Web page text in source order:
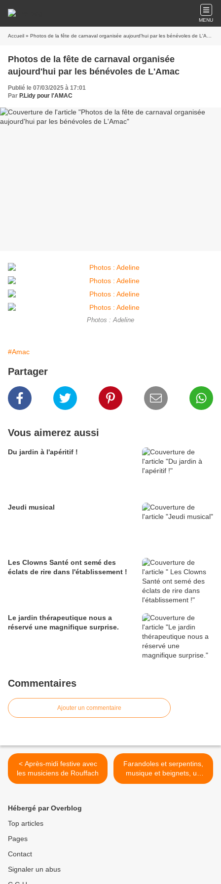
MENU
Accueil » Photos de la fête de carnaval organisée aujourd'hui par les bénévoles de L'Amac
Photos de la fête de carnaval organisée
aujourd'hui par les bénévoles de L'Amac
Publié le 07/03/2025 à 17:01
Par P.Lidy pour l'AMAC
Photos : Adeline
#Amac
Partager
Vous aimerez aussi
Du jardin à l'apéritif !
Jeudi musical
Les Clowns Santé ont semé des
éclats de rire dans l'établissement !
Le jardin thérapeutique nous a
réservé une magnifique surprise.
Commentaires
Ajouter un commentaire
< Après-midi festive avec
les musiciens de Rouffach
Farandoles et serpentins,
musique et beignets, un
carnaval très apprécié par
Hébergé par Overblog
Top articles
Pages
Contact
Signaler un abus